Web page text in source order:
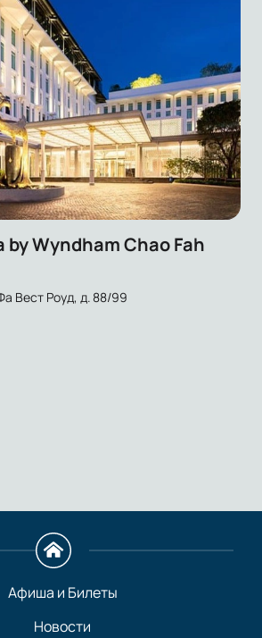
by Wyndham Chao Fah
Вест Роуд, д. 88/99
Афиша и Билеты
Новости